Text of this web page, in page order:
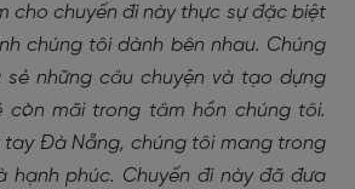
cho chuyến đi này thực sự đặc biệt
chúng tôi dành bên nhau. Chúng
sẻ những câu chuyện và tạo dựng
còn mãi trong tâm hồn chúng tôi.
tay Đà Nẵng, chúng tôi mang trong
hạnh phúc. Chuyến đi này đã đưa